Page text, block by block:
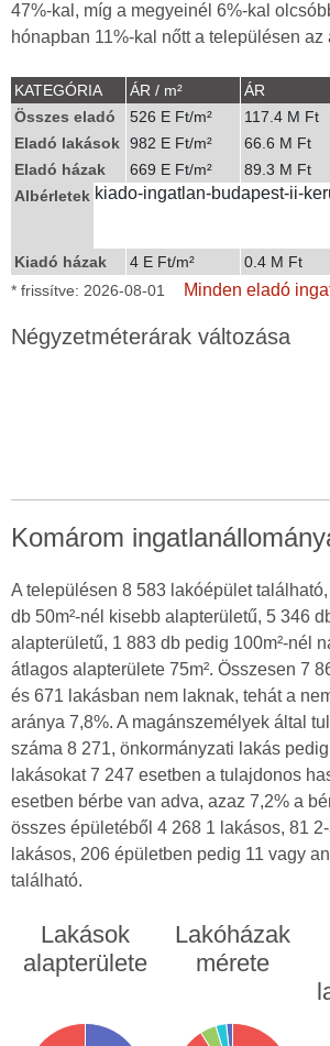
47%-kal, míg a megyeinél 6%-kal
hónapban 11%-kal nőtt a településen az
KATEGÓRIA ÁR / m² ÁR
Összes eladó
526 E Ft/m² 117.4 M Ft
Eladó lakások 982 E Ft/m² 66.6 M Ft
Eladó házak
669 E Ft/m² 89.3 M Ft
Albérletek kiado-ingatlan-budapest-ii-
Kiadó házak 4 E Ft/m² 0.4 M Ft
* frissítve: 2026-08-01
Minden eladó
Négyzetméterárak változása
Komárom
A településen 8 583 lakóépület
db 50m²-nél kisebb alapterületű, 5 346
alapterületű, 1 883 db pedig 100m²-nél
átlagos alapterülete 75m². Összesen 7
és 671 lakásban nem laknak, tehát a
aránya 7,8%. A magánszemélyek által
száma 8 271, önkormányzati lakás
lakásokat 7 247 esetben a tulajdonos
esetben bérbe van adva, azaz 7,2% a
összes épületéből 4 268 1 lakásos, 81
lakásos, 206 épületben pedig 11 vagy
található.
Lakások
alapterülete
Lakóházak
mérete